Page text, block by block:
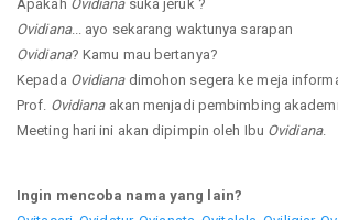
Apakah Ovidianasuka jeruk ?
Ovidiana... ayo sekarang waktunya sarapan
Ovidiana? Kamu mau bertanya?
Kepada Ovidianadimohon segera ke meja
Prof. Ovidianaakan menjadi pembimbing
Meeting hari ini akan dipimpin oleh Ibu Ovidiana.
Ingin mencoba nama yang lain?